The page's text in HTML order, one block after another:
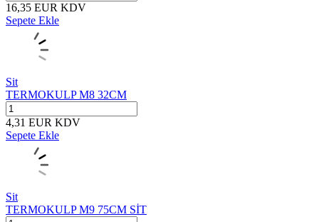
16,35 EUR KDV
Sepete Ekle
Sit
TERMOKULP M8 32CM
4,31 EUR KDV
Sepete Ekle
Sit
TERMOKULP M9 75CM SİT